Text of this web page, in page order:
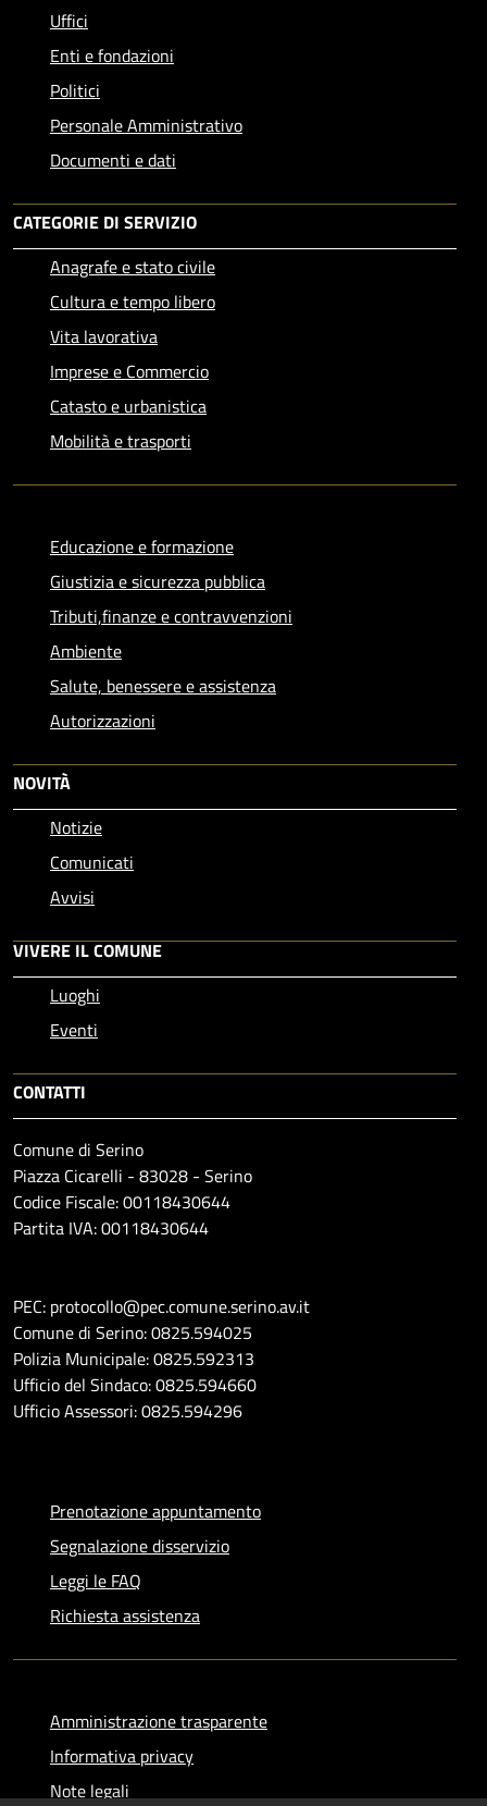
Uffici
Enti e fondazioni
Politici
Personale Amministrativo
Documenti e dati
CATEGORIE DI SERVIZIO
Anagrafe e stato civile
Cultura e tempo libero
Vita lavorativa
Imprese e Commercio
Catasto e urbanistica
Mobilità e trasporti
Educazione e formazione
Giustizia e sicurezza pubblica
Tributi,finanze e contravvenzioni
Ambiente
Salute, benessere e assistenza
Autorizzazioni
NOVITÀ
Notizie
Comunicati
Avvisi
VIVERE IL COMUNE
Luoghi
Eventi
CONTATTI
Comune di Serino
Piazza Cicarelli - 83028 - Serino
Codice Fiscale: 00118430644
Partita IVA: 00118430644
PEC: protocollo@pec.comune.serino.av.it
Comune di Serino: 0825.594025
Polizia Municipale: 0825.592313
Ufficio del Sindaco: 0825.594660
Ufficio Assessori: 0825.594296
Prenotazione appuntamento
Segnalazione disservizio
Leggi le FAQ
Richiesta assistenza
Amministrazione trasparente
Informativa privacy
Note legali